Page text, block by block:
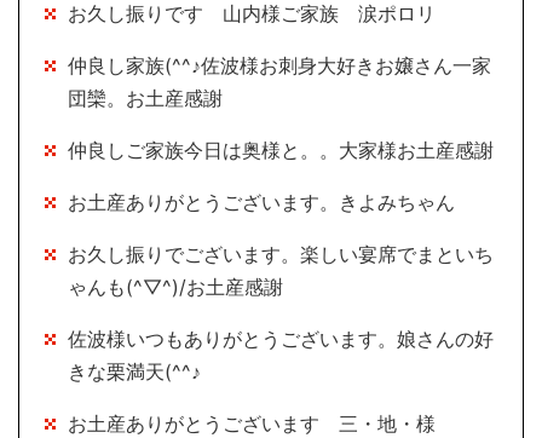
お久し振りです 山内様ご家族 涙ポロリ
仲良し家族(^^♪佐波様お刺身大好きお嬢さん一家
団欒。お土産感謝
仲良しご家族今日は奥様と。。大家様お土産感謝
お土産ありがとうございます。きよみちゃん
お久し振りでございます。楽しい宴席でまといち
ゃんも(^▽^)/お土産感謝
佐波様いつもありがとうございます。娘さんの好
きな栗満天(^^♪
お土産ありがとうございます 三・地・様